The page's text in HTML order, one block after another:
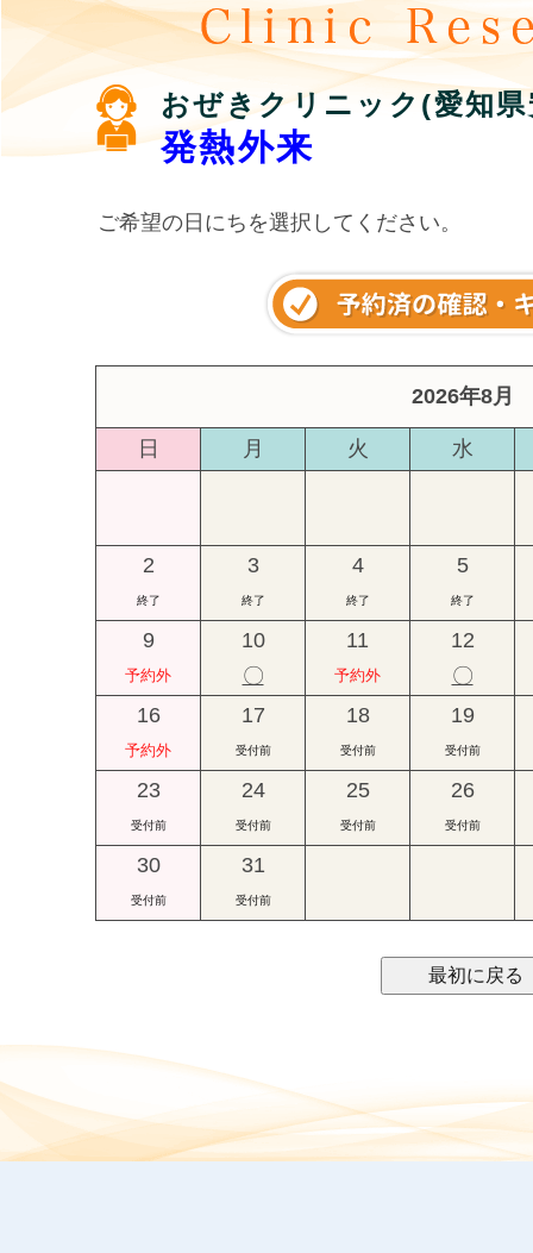
おぜきクリニック(愛知
発熱外来
ご希望の日にちを選択してください。
2026年8月
日 月 火 水
2
終了
3
終了
4
終了
5
終了
9
予約外
10
〇
11
予約外
12
〇
16
予約外
17
受付前
18
受付前
19
受付前
23
受付前
24
受付前
25
受付前
26
受付前
30
受付前
31
受付前